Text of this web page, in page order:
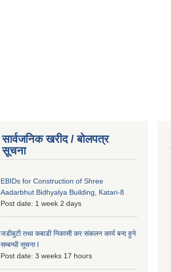
सार्वजनिक खरीद / बोलपत्र
सूचना
EBIDs for Construction of Shree
Aadarbhut Bidhyalya Building, Katari-8
Post date: 1 week 2 days
जडीबुटी तथा कबाडी निकासी कर संकलन कार्य बन्द हुने
सम्बन्धी सूचना l
Post date: 3 weeks 17 hours